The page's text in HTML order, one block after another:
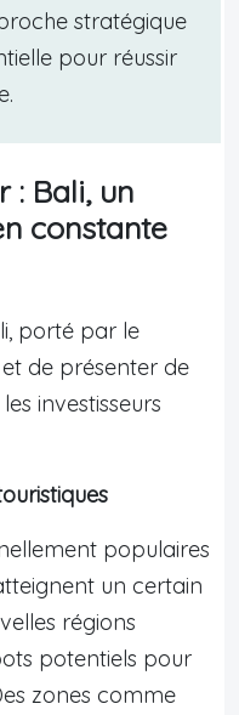
stratégique
pour réussir
: Bali, un
constante
porté par le
de présenter de
investisseurs
populaires
un certain
régions
potentiels pour
zones comme